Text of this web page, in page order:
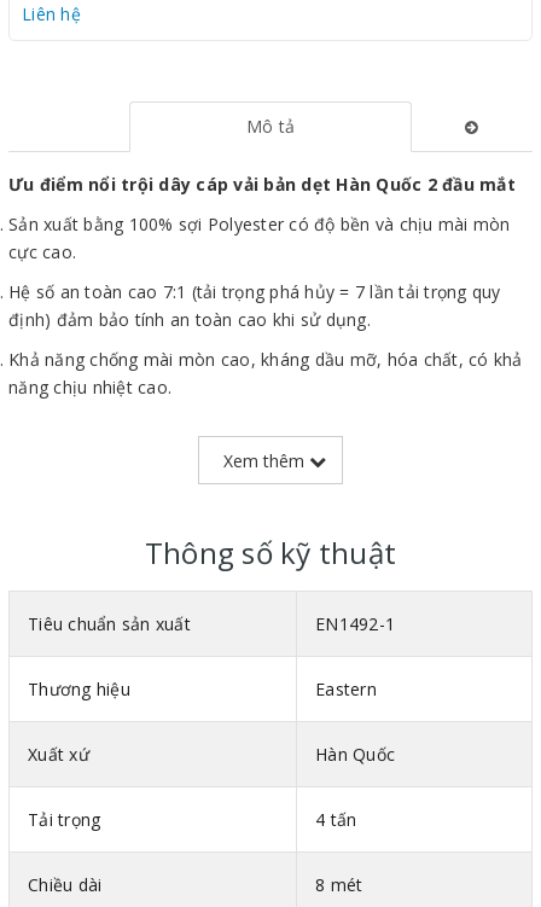
Liên hệ
Mô tả
Ưu điểm nổi trội dây cáp vải bản dẹt Hàn Quốc 2 đầu mắt
Sản xuất bằng 100% sợi Polyester có độ bền và chịu mài mòn
cực cao.
Hệ số an toàn cao 7:1 (tải trọng phá hủy = 7 lần tải trọng quy
định) đảm bảo tính an toàn cao khi sử dụng.
Khả năng chống mài mòn cao, kháng dầu mỡ, hóa chất, có khả
năng chịu nhiệt cao.
Có độ nhám trên bề mặt giúp chống trơn, trượt cực tốt.
Xem thêm
Thông số kỹ thuật
Tiêu chuẩn sản xuất EN1492-1
Thương hiệu Eastern
Xuất xứ Hàn Quốc
Tải trọng 4 tấn
Chiều dài 8 mét